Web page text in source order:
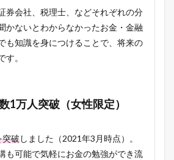
券会社、税理士、などそれぞれの分
かないとわからなかったお金・金融
も知識を身につけることで、将来の
。
1万人突破（女性限定）
突破しました（2021年3月時点）。
も可能で気軽にお金の勉強ができ流